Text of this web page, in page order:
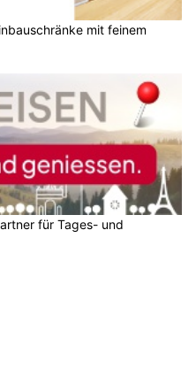
mit feinem
für Tages- und